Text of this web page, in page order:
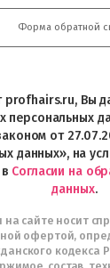
Play
и
Форма обратной
profhairs.ru, Вы
персональных
от
данных», на
Согласии на
данных.
сайте носит
офертой,
кодекса